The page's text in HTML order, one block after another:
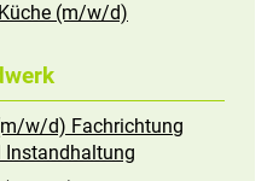
(m/w/d)
w/d) Fachrichtung
Instandhaltung